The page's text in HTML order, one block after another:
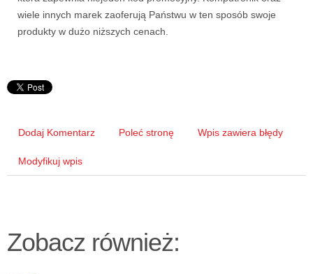
wiele innych marek zaoferują Państwu w ten sposób swoje
produkty w dużo niższych cenach.
Dodaj Komentarz Poleć stronę Wpis zawiera błędy
Modyfikuj wpis
Zobacz również: